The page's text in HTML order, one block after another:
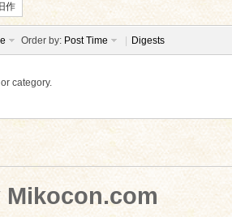
旧作
Order by: Post Time Digests
category.
Mikocon.com